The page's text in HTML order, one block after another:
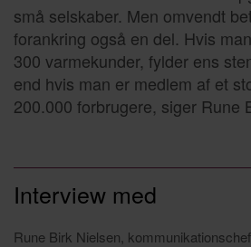
Interview med
Rune Birk Nielsen,
små selskaber. Men omvendt
forankring også en del. Hvis
300 varmekunder, fylder ens
end hvis man er medlem af et
200.000 forbrugere, siger Rune